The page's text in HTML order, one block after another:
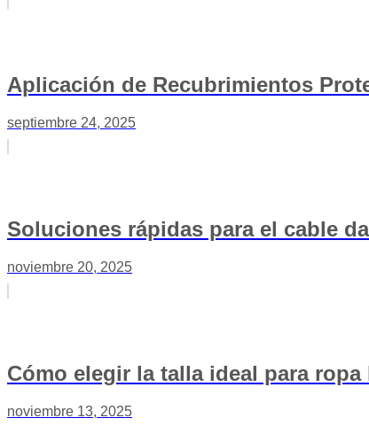
Aplicación de Recubrimientos
septiembre 24, 2025
Soluciones rápidas para el cable
noviembre 20, 2025
Cómo elegir la talla ideal para
noviembre 13, 2025